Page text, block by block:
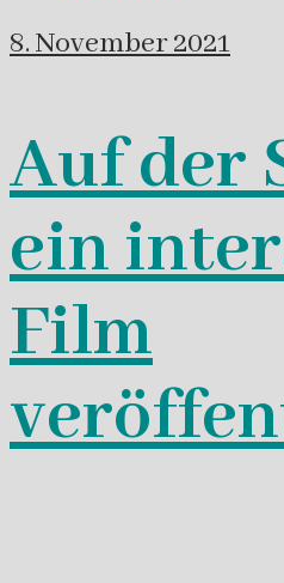
8. November 2021
Auf der
ein
Film